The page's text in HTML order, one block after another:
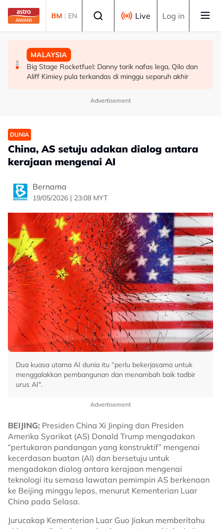
Skip to main content
BM | EN Live Log in
MALAYSIA
Berita tempatan pilihan sepanjang hari ini
MALAYSIA
Wanita warga emas melecur 50 peratus disimbah
petrol, dibakar
MALAYSIA
Big Stage Rocketfuel: Danny tarik nafas lega, Qilo dan
Aliff Kimiey pula terkandas di minggu separuh akhir
Advertisement
DUNIA
China, AS setuju adakan dialog antara
kerajaan mengenai AI
Bernama
19/05/2026 | 23:08 MYT
Dua kuasa utama AI dunia itu “perlu bekerjasama untuk
menggalakkan pembangunan dan menambah baik tadbir
urus AI".
Advertisement
BEIJING: Presiden China Xi Jinping dan Presiden
Amerika Syarikat (AS) Donald Trump mengadakan
“pertukaran pandangan yang konstruktif” mengenai
kecerdasan buatan (AI) dan bersetuju untuk
mengadakan dialog antara kerajaan mengenai
teknologi itu semasa lawatan pemimpin AS berkenaan
ke Beijing minggu lepas, menurut Kementerian Luar
China pada Selasa.
Jurucakap Kementerian Luar Guo Jiakun memberitahu